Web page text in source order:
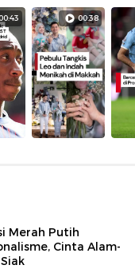
00:38
Merah Putih
Cinta Alam-